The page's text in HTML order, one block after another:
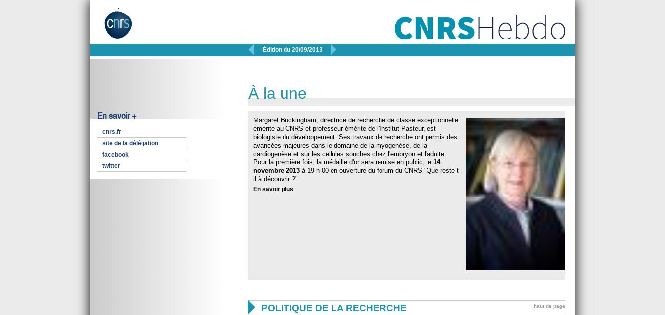
 Édition du 20/09/2013 
En savoir +
cnrs.fr
site de la délégation
facebook
twitter
À la une
Margaret Buckingham, directrice de recherche de classe exceptionnelle
émérite au CNRS et professeur émérite de l'Institut Pasteur, est
biologiste du développement. Ses travaux de recherche ont permis des
avancées majeures dans le domaine de la myogenèse, de la
cardiogenèse et sur les cellules souches chez l'embryon et l'adulte.
Pour la première fois, la médaille d'or sera remise en public, le 14
novembre 2013 à 19 h 00 en ouverture du forum du CNRS "Que reste-t-
il à découvrir ?"
En savoir plus
 POLITIQUE DE LA RECHERCHE haut de page